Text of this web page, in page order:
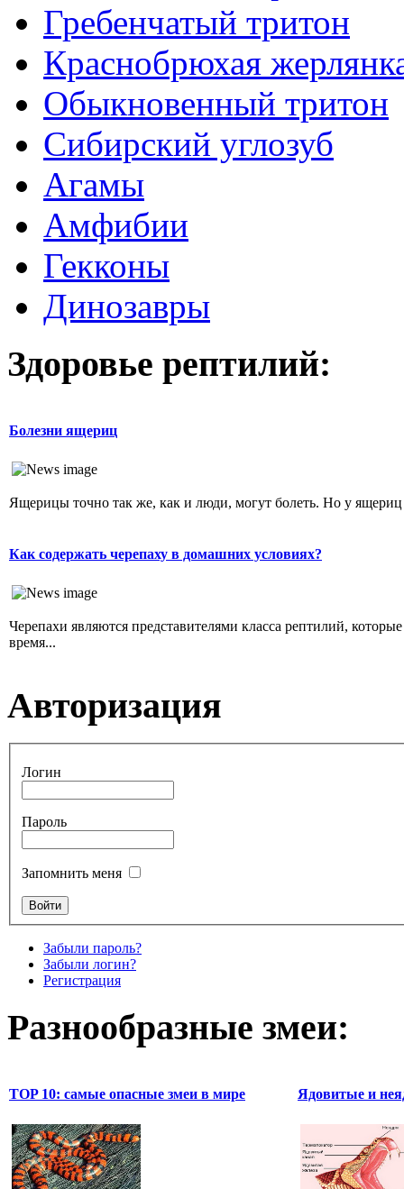
Гребенчатый тритон
Краснобрюхая
Обыкновенный тритон
Сибирский углозуб
Агамы
Амфибии
Гекконы
Динозавры
Здоровье рептилий:
Болезни ящериц
Ящерицы точно так же, как и люди, могут болеть. Но у
Как содержать черепаху в домашних условиях?
Черепахи являются представителями класса рептилий,
время...
Авторизация
Логин
Пароль
Запомнить меня
Забыли пароль?
Забыли логин?
Регистрация
Разнообразные змеи:
TOP 10: самые опасные змеи в мире Ядовитые и